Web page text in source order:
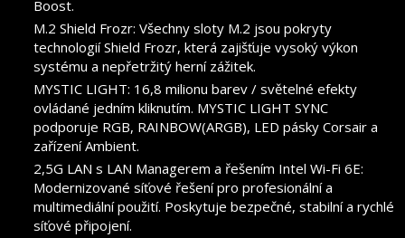
Boost.
M.2 Shield Frozr: Všechny sloty M.2 jsou pokryty
technologií Shield Frozr, která zajišťuje vysoký výkon
systému a nepřetržitý herní zážitek.
MYSTIC LIGHT: 16,8 milionu barev / světelné efekty
ovládané jedním kliknutím. MYSTIC LIGHT SYNC
podporuje RGB, RAINBOW(ARGB), LED pásky Corsair a
zařízení Ambient.
2,5G LAN s LAN Managerem a řešením Intel Wi-Fi 6E:
Modernizované síťové řešení pro profesionální a
multimediální použití. Poskytuje bezpečné, stabilní a rychlé
síťové připojení.